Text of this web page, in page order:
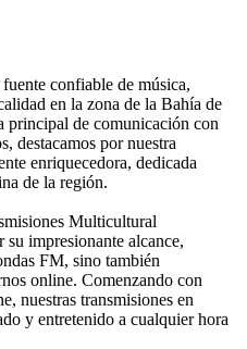
confiable de música,
en la zona de la Bahía de
principal de comunicación con
destacamos por nuestra
enriquecedora, dedicada
de la región.
Multicultural
impresionante alcance,
FM, sino también
online. Comenzando con
nuestras transmisiones en
y entretenido a cualquier hora